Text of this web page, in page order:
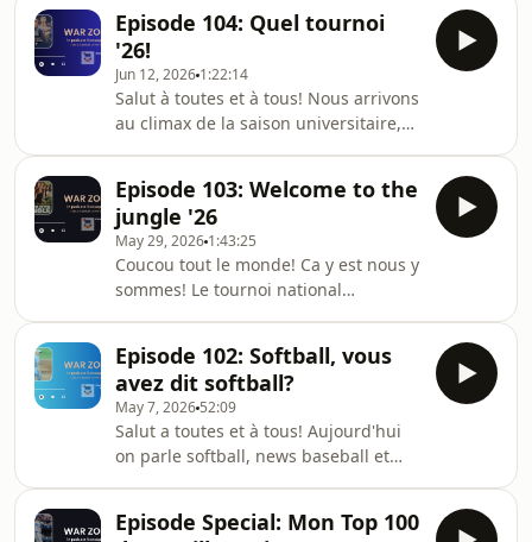
https://twitter.com/leHomERofficiel
Instagram:
https://www.instagram.com/leho
histoire et finaliste il y a 4 ans. Alors
comment se sont elles qualifiées et
qui va gagner?N'oubliez pas de me
retrouver sur mes réseaux sociaux:
facebook:
https://www.facebook.com/lehomera/
Twitter:
https://twitter.com/leHomERofficiel
Instagram: https
Episode 104: Quel tournoi
'26!
Jun 12, 2026 1:22:14
Salut à toutes et à tous! Nous arrivons
au climax de la saison universitaire,
l'occasion de revenir sur ce qui s'est
passé jusqu'à présent, avec un
tournoi qui ne faillit pas a sa
réputation (encore une fois)!N'oubliez
pas de me retrouver sur mes réseaux
sociaux: facebook:
https://www.facebook.com/lehomera/
Twitter: https://twitte
Episode 103: Welcome to the
jungle '26
May 29, 2026 1:43:25
Coucou tout le monde! Ca y est nous y
sommes! Le tournoi national
et les 8 survivantes présentes aux
Women College World Series, c'est
clairement la jungle! On en parle
dans l'épisode du jour!N'oubliez pas
de me retrouver sur mes réseaux
sociaux: facebook:
https://www.facebook.com/lehomera/
Episode 102: Softball, vous
avez dit softball?
May 7, 2026 52:09
Salut a toutes et à tous! Aujourd'hui
on parle softball, news baseball et
retrouver sur mes réseaux sociaux:
Episode Special: Mon Top 100